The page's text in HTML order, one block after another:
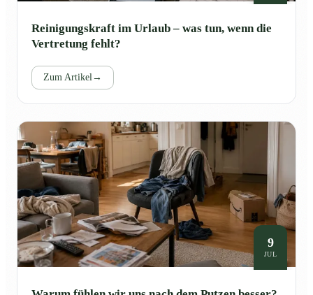
Reinigungskraft im Urlaub – was tun, wenn die
Vertretung fehlt?
Zum Artikel →
9
JUL